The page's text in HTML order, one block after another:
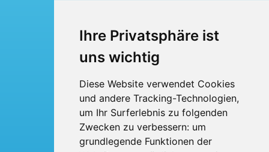
Ihre Privatsphäre ist
uns wichtig
Diese Website verwendet Cookies
und andere Tracking-Technologien,
um Ihr Surferlebnis zu folgenden
Zwecken zu verbessern: um
grundlegende Funktionen der
Busmiete
Über uns
Kontakt